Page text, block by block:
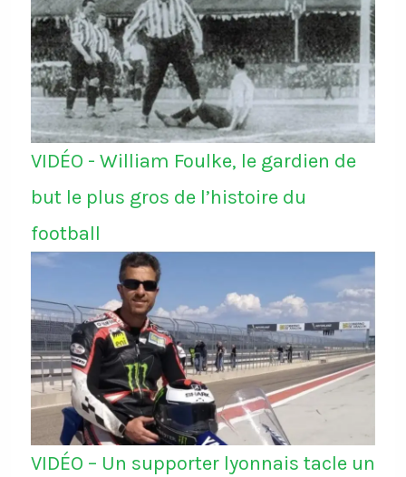
VIDÉO - William Foulke, le gardien de
but le plus gros de l’histoire du
football
VIDÉO – Un supporter lyonnais tacle un